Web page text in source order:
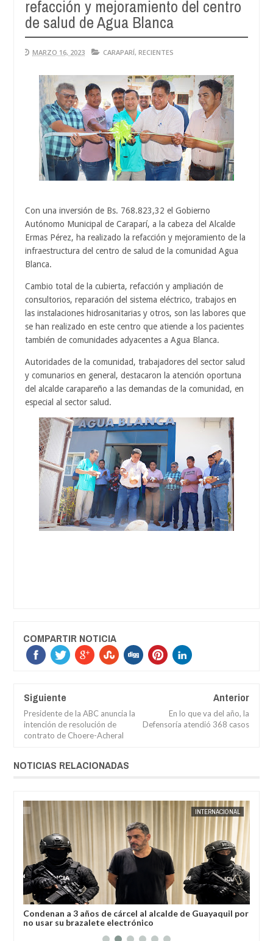
Aug
04,
refacción y mejoramiento del centro
de salud de Agua Blanca
MARZO 16, 2023 CARAPARÍ, RECIENTES
Con una inversión de Bs. 768.823,32 el Gobierno
Autónomo Municipal de Caraparí, a la cabeza del Alcalde
Ermas Pérez, ha realizado la refacción y mejoramiento de la
infraestructura del centro de salud de la comunidad Agua
Blanca.
Cambio total de la cubierta, refacción y ampliación de
consultorios, reparación del sistema eléctrico, trabajos en
las instalaciones hidrosanitarias y otros, son las labores que
se han realizado en este centro que atiende a los pacientes
también de comunidades adyacentes a Agua Blanca.
Autoridades de la comunidad, trabajadores del sector salud
y comunarios en general, destacaron la atención oportuna
del alcalde carapareño a las demandas de la comunidad, en
especial al sector salud.
COMPARTIR NOTICIA
Siguiente
Presidente de la ABC anuncia la
intención de resolución de
contrato de Choere-Acheral
Anterior
En lo que va del año, la
Defensoría atendió 368 casos
NOTICIAS RELACIONADAS
INTERNACIONAL
Condenan a 3 años de cárcel al alcalde de Guayaquil por
no usar su brazalete electrónico
JORGE